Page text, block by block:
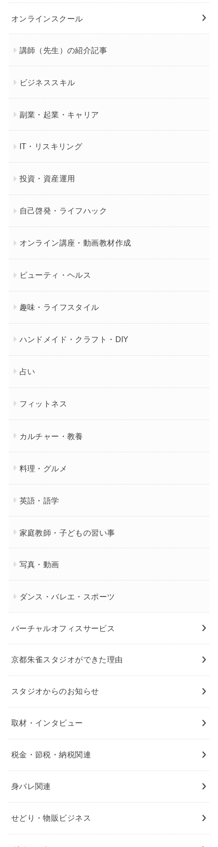
オンラインスクール
講師（先生）の紹介記事
ビジネススキル
副業・起業・キャリア
IT・リスキリング
投資・資産運用
自己啓発・ライフハック
オンライン講座・動画教材作成
ビューティ・ヘルス
趣味・ライフスタイル
ハンドメイド・クラフト・DIY
占い
フィットネス
カルチャー・教養
料理・グルメ
英語・語学
家庭教師・子どもの習い事
写真・動画
ダンス・バレエ・スポーツ
バーチャルオフィスサービス
京都朱雀スタジオができた理由
スタジオからのお知らせ
取材・インタビュー
税金・節税・納税関連
身バレ関連
せどり・物販ビジネス